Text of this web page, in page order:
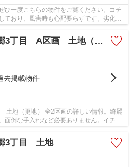
ひ一度こちらの物件をご覧ください。コチ
ており、風害時も心配要らずです。劣化対
土地（更地） 全2区画【仲介手数料無料】
去掲載物件
地（更地） 全2区画の詳しい情報。綺麗
面倒な手入れなど必要ありません。イチオ
3丁目 土地